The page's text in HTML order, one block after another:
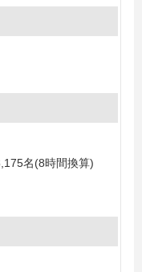
名(8時間換算)